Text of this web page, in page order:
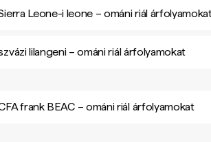
Leone-i leone – ománi riál
lilangeni – ománi riál árfolyamokat
frank BEAC – ománi riál árfolyamokat